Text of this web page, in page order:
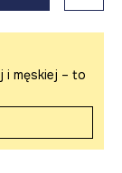
i męskiej – to